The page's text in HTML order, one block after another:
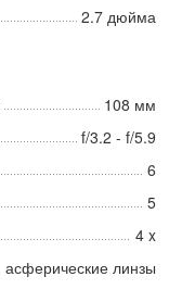
2.7 дюйма
108 мм
f/3.2 - f/5.9
6
5
4 x
асферические линзы